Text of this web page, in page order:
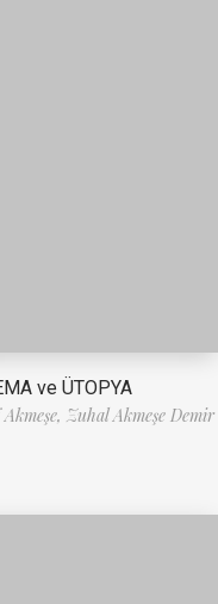
ve ÜTOPYA
Zuhal Akmeşe Demir